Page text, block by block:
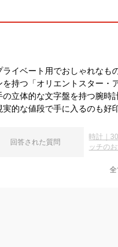
ライベート用でおしゃれな
を持つ「オリエントスター・
の立体的な文字盤を持つ腕時
実的な値段で手に入るのも好
回答された質問
時計｜
ッチの
全